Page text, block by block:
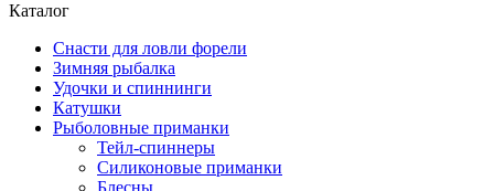
Каталог
Снасти для ловли форели
Зимняя рыбалка
Удочки и спиннинги
Катушки
Рыболовные приманки
Тейл-спиннеры
Силиконовые приманки
Блесны